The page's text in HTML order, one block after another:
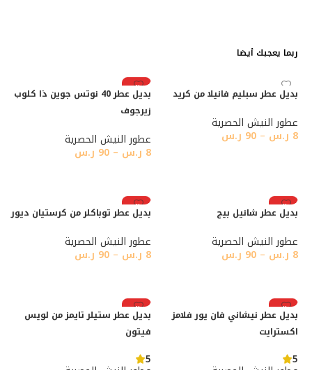
ربما يعجبك أيضا
بديل عطر سبليم فانيلا من كريد
عطور النيش الحصرية
8 ر.س –
90 ر.س
رائج
بديل عطر 40 نوتس جوين ذا كلوب
زيرجوف
عطور النيش الحصرية
8 ر.س –
90 ر.س
رائج
بديل عطر شانيل بيج
عطور النيش الحصرية
8 ر.س –
90 ر.س
رائج
بديل عطر توباكلر من كرستيان ديور
عطور النيش الحصرية
8 ر.س –
90 ر.س
رائج
بديل عطر نيشاني فان يور فلامز
اكسترايت
5
رائج
بديل عطر ستيلر تايمز من لويس
فيتون
5